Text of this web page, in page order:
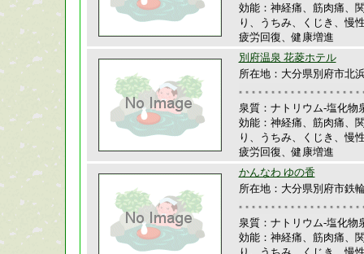
効能：神経痛、筋肉痛、
り、うちみ、くじき、慢
疲労回復、健康増進
別府温泉 花菱ホテル
所在地：大分県別府市
泉質：ナトリウム-塩化物
効能：神経痛、筋肉痛、
り、うちみ、くじき、慢
疲労回復、健康増進
かんなわ ゆの香
所在地：大分県別府市鉄
泉質：ナトリウム-塩化物
効能：神経痛、筋肉痛、